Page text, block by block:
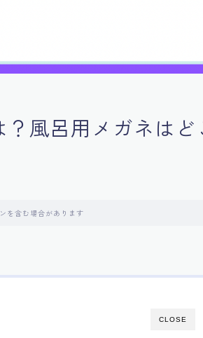
風呂用メガネはど
を含む場合があります
CLOSE